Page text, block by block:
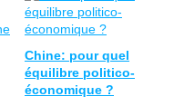
Chine: pour quel
équilibre politico-
économique ?